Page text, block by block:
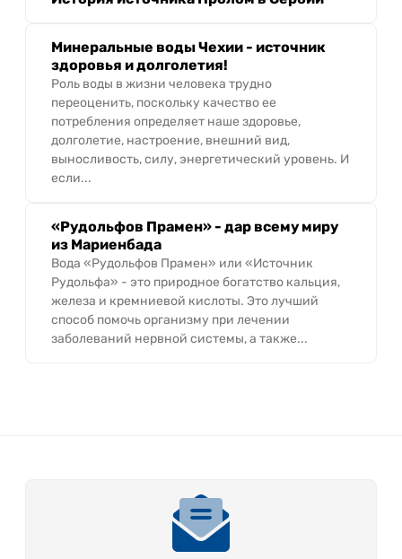
Минеральные воды Чехии - источник
здоровья и долголетия!
Роль воды в жизни человека трудно
переоценить, поскольку качество ее
потребления определяет наше здоровье,
долголетие, настроение, внешний вид,
выносливость, силу, энергетический уровень. И
если...
«Рудольфов Прамен» - дар всему миру
из Мариенбада
Вода «Рудольфов Прамен» или «Источник
Рудольфа» - это природное богатство кальция,
железа и кремниевой кислоты. Это лучший
способ помочь организму при лечении
заболеваний нервной системы, а также...